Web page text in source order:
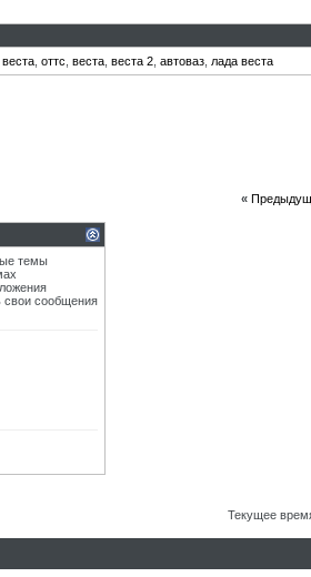
оттс веста веста 2 автоваз лада веста
«
темы
свои сообщения
Текущее